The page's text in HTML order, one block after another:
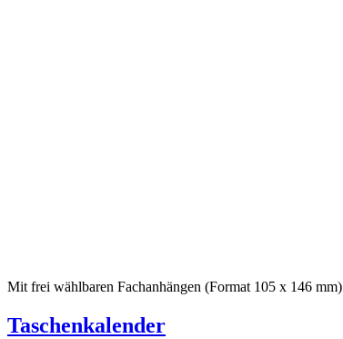
Mit frei wählbaren Fachanhängen (Format 105 x 146 mm)
Taschenkalender